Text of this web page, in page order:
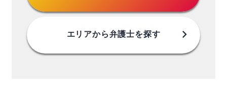
エリアから弁護士を探す chevron_right